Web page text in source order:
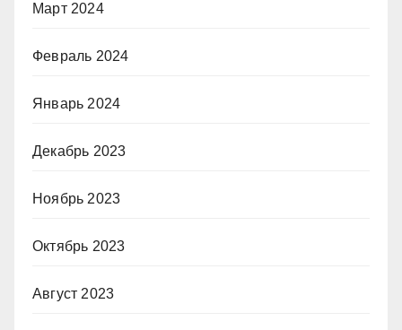
Март 2024
Февраль 2024
Январь 2024
Декабрь 2023
Ноябрь 2023
Октябрь 2023
Август 2023